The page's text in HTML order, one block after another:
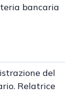
bancaria
del
Relatrice